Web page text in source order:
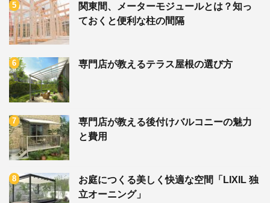
関東間、メーターモジュールとは？知っ
ておくと便利な柱の間隔
専門店が教えるテラス屋根の選び方
専門店が教える後付けバルコニーの魅力
と費用
お庭につくる美しく快適な空間「LIXIL 独
立オーニング」